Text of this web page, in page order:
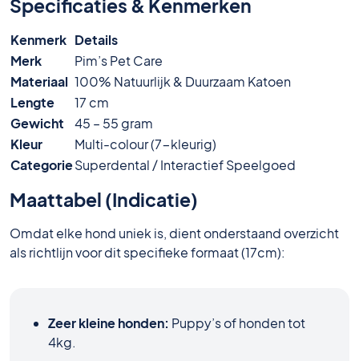
Specificaties & Kenmerken
Kenmerk Details
Merk
Pim’s Pet Care
Materiaal 100% Natuurlijk & Duurzaam Katoen
Lengte
17 cm
Gewicht
45 – 55 gram
Kleur
Multi-colour (7-kleurig)
CategorieSuperdental / Interactief Speelgoed
Maattabel (Indicatie)
Omdat elke hond uniek is, dient onderstaand overzicht
als richtlijn voor dit specifieke formaat (17cm):
Zeer kleine honden: Puppy’s of honden tot
4kg.